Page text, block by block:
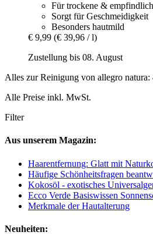
Für trockene &
Sorgt für Geschmeidigkeit
Besonders hautmild
€ 9,99 (€ 39,96 / l)
Zustellung bis 08. August
Alles zur Reinigung von allegro
Alle Preise inkl. MwSt.
Filter
Aus unserem Magazin:
Haarentfernung: Glatt mit
Häufige Schönheitsfragen
Kokosöl - exotisches
Ecco Verde Basiswissen
Merkmale der Hautalterung
Neuheiten: